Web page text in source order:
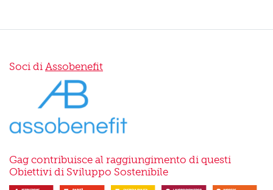
Soci di Assobenefit
Gag contribuisce al raggiungimento di questi
Obiettivi di Sviluppo Sostenibile